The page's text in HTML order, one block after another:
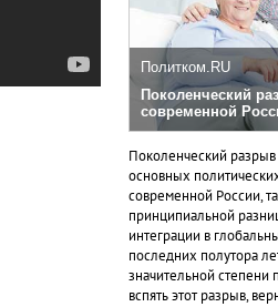
Политком.RU
Поколенческий
современной
Поколенческий разрыв
основных
современной России,
принципиальной
интеграции в
последних полутора
значительной степени
вспять этот разрыв,